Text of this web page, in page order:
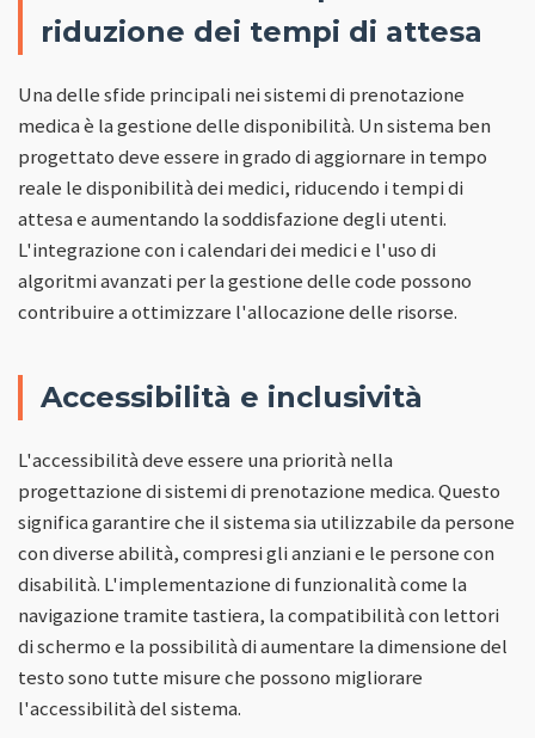
riduzione dei tempi di attesa
Una delle sfide principali nei sistemi di prenotazione
medica è la gestione delle disponibilità. Un sistema ben
progettato deve essere in grado di aggiornare in tempo
reale le disponibilità dei medici, riducendo i tempi di
attesa e aumentando la soddisfazione degli utenti.
L'integrazione con i calendari dei medici e l'uso di
algoritmi avanzati per la gestione delle code possono
contribuire a ottimizzare l'allocazione delle risorse.
Accessibilità e inclusività
L'accessibilità deve essere una priorità nella
progettazione di sistemi di prenotazione medica. Questo
significa garantire che il sistema sia utilizzabile da persone
con diverse abilità, compresi gli anziani e le persone con
disabilità. L'implementazione di funzionalità come la
navigazione tramite tastiera, la compatibilità con lettori
di schermo e la possibilità di aumentare la dimensione del
testo sono tutte misure che possono migliorare
l'accessibilità del sistema.